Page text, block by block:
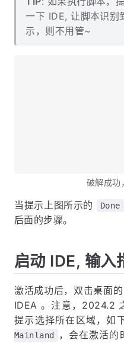
一下 IDE, 让脚本识别
示，则不用管~
破解成功
当提示上图所示的 Done
后面的步骤。
启动 IDE, 输入
激活成功后，双击桌面
IDEA 。注意，2024.2
提示选择所在区域，如
Mainland
，会在激活的